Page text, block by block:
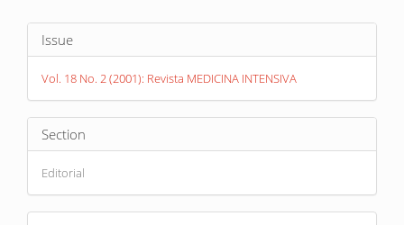
Article
Details
Issue
Vol. 18 No. 2 (2001): Revista MEDICINA INTENSIVA
Section
Editorial